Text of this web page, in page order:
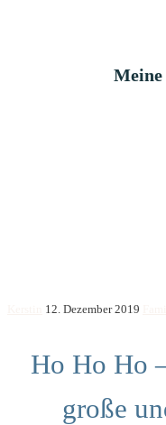
Meine
12. Dezember 2019
Ho Ho Ho
große